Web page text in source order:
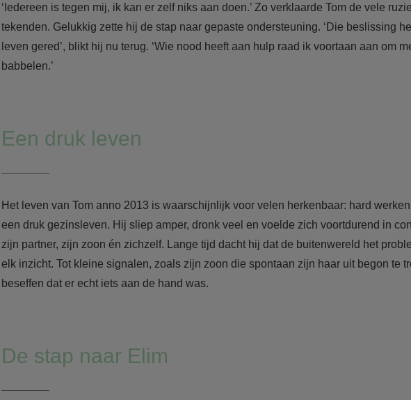
‘Iedereen is tegen mij, ik kan er zelf niks aan doen.’ Zo verklaarde Tom de vele
tekenden. Gelukkig zette hij de stap naar gepaste ondersteuning. ‘Die beslissing
leven gered’, blikt hij nu terug. ‘Wie nood heeft aan hulp raad ik voortaan aan om
babbelen.’
Een druk leven
Het leven van Tom anno 2013 is waarschijnlijk voor velen herkenbaar: hard
een druk gezinsleven. Hij sliep amper, dronk veel en voelde zich voortdurend in
zijn partner, zijn zoon én zichzelf. Lange tijd dacht hij dat de buitenwereld het
elk inzicht. Tot kleine signalen, zoals zijn zoon die spontaan zijn haar uit begon te
beseffen dat er echt iets aan de hand was.
De stap naar Elim